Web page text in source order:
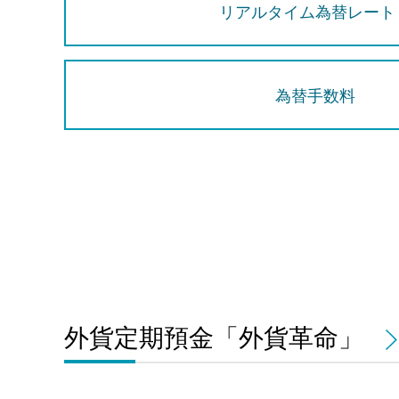
リアルタイム為替レート
為替手数料
外貨定期預金「外貨革命」